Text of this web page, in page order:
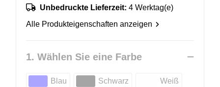
Unbedruckte Lieferzeit: 4 Werktag(e)
Alle Produkteigenschaften anzeigen
1. Wählen Sie eine Farbe
Blau Schwarz Weiß